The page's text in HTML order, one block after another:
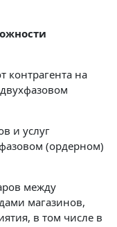
контрагента на
и услуг
(ордерном)
между
магазинов,
в том числе в